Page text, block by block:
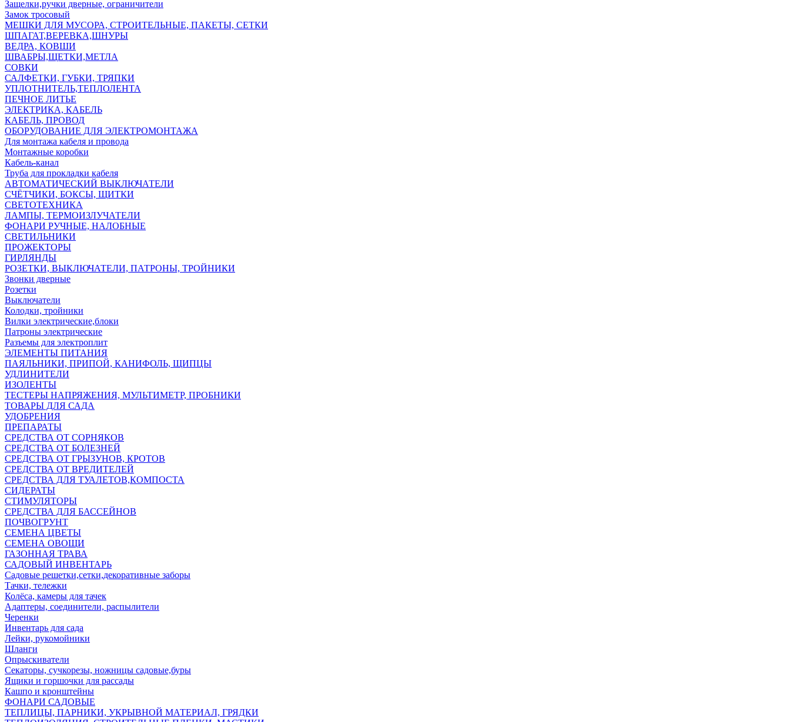
Защелки,ручки дверные, ограничители
Замок тросовый
МЕШКИ ДЛЯ МУСОРА, СТРОИТЕЛЬНЫЕ, ПАКЕТЫ, СЕТКИ
ШПАГАТ,ВЕРЕВКА,ШНУРЫ
ВЕДРА, КОВШИ
ШВАБРЫ,ЩЕТКИ,МЕТЛА
СОВКИ
САЛФЕТКИ, ГУБКИ, ТРЯПКИ
УПЛОТНИТЕЛЬ,ТЕПЛОЛЕНТА
ПЕЧНОЕ ЛИТЬЕ
ЭЛЕКТРИКА, КАБЕЛЬ
КАБЕЛЬ, ПРОВОД
ОБОРУДОВАНИЕ ДЛЯ ЭЛЕКТРОМОНТАЖА
Для монтажа кабеля и провода
Монтажные коробки
Кабель-канал
Труба для прокладки кабеля
АВТОМАТИЧЕСКИЙ ВЫКЛЮЧАТЕЛИ
СЧЁТЧИКИ, БОКСЫ, ЩИТКИ
СВЕТОТЕХНИКА
ЛАМПЫ, ТЕРМОИЗЛУЧАТЕЛИ
ФОНАРИ РУЧНЫЕ, НАЛОБНЫЕ
СВЕТИЛЬНИКИ
ПРОЖЕКТОРЫ
ГИРЛЯНДЫ
РОЗЕТКИ, ВЫКЛЮЧАТЕЛИ, ПАТРОНЫ, ТРОЙНИКИ
Звонки дверные
Розетки
Выключатели
Колодки, тройники
Вилки электрические,блоки
Патроны электрические
Разъемы для электроплит
ЭЛЕМЕНТЫ ПИТАНИЯ
ПАЯЛЬНИКИ, ПРИПОЙ, КАНИФОЛЬ, ЩИПЦЫ
УДЛИНИТЕЛИ
ИЗОЛЕНТЫ
ТЕСТЕРЫ НАПРЯЖЕНИЯ, МУЛЬТИМЕТР, ПРОБНИКИ
ТОВАРЫ ДЛЯ САДА
УДОБРЕНИЯ
ПРЕПАРАТЫ
СРЕДСТВА ОТ СОРНЯКОВ
СРЕДСТВА ОТ БОЛЕЗНЕЙ
СРЕДСТВА ОТ ГРЫЗУНОВ, КРОТОВ
СРЕДСТВА ОТ ВРЕДИТЕЛЕЙ
СРЕДСТВА ДЛЯ ТУАЛЕТОВ,КОМПОСТА
СИДЕРАТЫ
СТИМУЛЯТОРЫ
СРЕДСТВА ДЛЯ БАССЕЙНОВ
ПОЧВОГРУНТ
СЕМЕНА ЦВЕТЫ
СЕМЕНА ОВОЩИ
ГАЗОННАЯ ТРАВА
САДОВЫЙ ИНВЕНТАРЬ
Садовые решетки,сетки,декоративные заборы
Тачки, тележки
Колёса, камеры для тачек
Адаптеры, соединители, распылители
Черенки
Инвентарь для сада
Лейки, рукомойники
Шланги
Опрыскиватели
Секаторы, сучкорезы, ножницы садовые,буры
Ящики и горшочки для рассады
Кашпо и кронштейны
ФОНАРИ САДОВЫЕ
ТЕПЛИЦЫ, ПАРНИКИ, УКРЫВНОЙ МАТЕРИАЛ, ГРЯДКИ